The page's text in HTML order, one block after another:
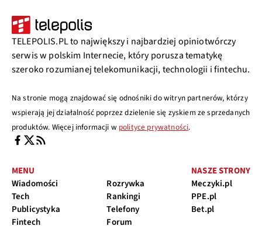
TELEPOLIS.PL to największy i najbardziej opiniotwórczy
serwis w polskim Internecie, który porusza tematykę
szeroko rozumianej telekomunikacji, technologii i fintechu.
Na stronie mogą znajdować się odnośniki do witryn partnerów, którzy
wspierają jej działalność poprzez dzielenie się zyskiem ze sprzedanych
produktów. Więcej informacji w polityce prywatności.
MENU
Wiadomości
Tech
Publicystyka
Fintech
Rozrywka
Rankingi
Telefony
Forum
NASZE STRONY
Meczyki.pl
PPE.pl
Bet.pl